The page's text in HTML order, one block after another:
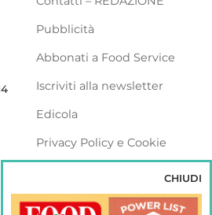
Pubblicità
Abbonati a Food Service
Iscriviti alla newsletter
Edicola
Privacy Policy e Cookie
DISTRIBUZIONE
CHIUDI